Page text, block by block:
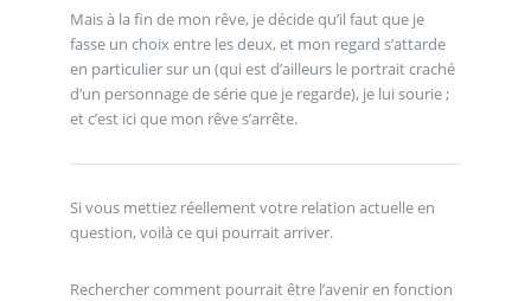
Mais à la fin de mon rêve, je décide qu’il faut que je
fasse un choix entre les deux, et mon regard s’attarde
en particulier sur un (qui est d’ailleurs le portrait craché
d’un personnage de série que je regarde), je lui sourie ;
et c’est ici que mon rêve s’arrête.
Si vous mettiez réellement votre relation actuelle en
question, voilà ce qui pourrait arriver.
Rechercher comment pourrait être l’avenir en fonction